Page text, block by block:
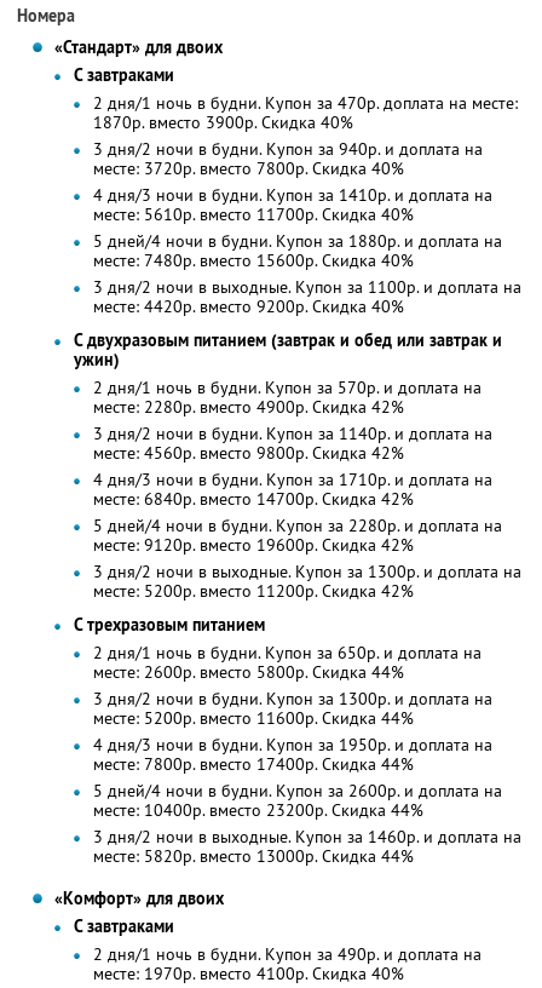
Номера
«Стандарт» для двоих
С завтраками
2 дня/1 ночь в будни. Купон за 470р. доплата на месте:
1870р. вместо 3900р. Скидка 40%
3 дня/2 ночи в будни. Купон за 940р. и доплата на
месте: 3720р. вместо 7800р. Скидка 40%
4 дня/3 ночи в будни. Купон за 1410р. и доплата на
месте: 5610р. вместо 11700р. Скидка 40%
5 дней/4 ночи в будни. Купон за 1880р. и доплата на
месте: 7480р. вместо 15600р. Скидка 40%
3 дня/2 ночи в выходные. Купон за 1100р. и доплата на
месте: 4420р. вместо 9200р. Скидка 40%
С двухразовым питанием (завтрак и обед или завтрак и
ужин)
2 дня/1 ночь в будни. Купон за 570р. и доплата на
месте: 2280р. вместо 4900р. Скидка 42%
3 дня/2 ночи в будни. Купон за 1140р. и доплата на
месте: 4560р. вместо 9800р. Скидка 42%
4 дня/3 ночи в будни. Купон за 1710р. и доплата на
месте: 6840р. вместо 14700р. Скидка 42%
5 дней/4 ночи в будни. Купон за 2280р. и доплата на
месте: 9120р. вместо 19600р. Скидка 42%
3 дня/2 ночи в выходные. Купон за 1300р. и доплата на
месте: 5200р. вместо 11200р. Скидка 42%
С трехразовым питанием
2 дня/1 ночь в будни. Купон за 650р. и доплата на
месте: 2600р. вместо 5800р. Скидка 44%
3 дня/2 ночи в будни. Купон за 1300р. и доплата на
месте: 5200р. вместо 11600р. Скидка 44%
4 дня/3 ночи в будни. Купон за 1950р. и доплата на
месте: 7800р. вместо 17400р. Скидка 44%
5 дней/4 ночи в будни. Купон за 2600р. и доплата на
месте: 10400р. вместо 23200р. Скидка 44%
3 дня/2 ночи в выходные. Купон за 1460р. и доплата на
месте: 5820р. вместо 13000р. Скидка 44%
«Комфорт» для двоих
С завтраками
2 дня/1 ночь в будни. Купон за 490р. и доплата на
месте: 1970р. вместо 4100р. Скидка 40%